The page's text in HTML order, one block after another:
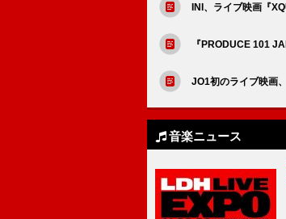
INI、ライブ映画『
『PRODUCE 101
JO1初のライブ映画
音楽ニュース